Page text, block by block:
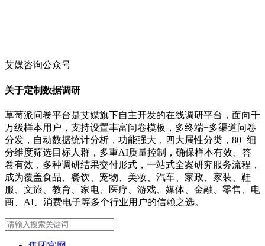
艾媒咨询公众号
关于定制数据调研
草莓派问卷平台是艾媒旗下自主开发的在线调研平台，面向千
万级样本用户，支持设置丰富问卷模板，多终端+多渠道问卷
分发，自动数据统计分析，功能强大，四大属性分类，80+细
分维度筛选目标人群，多重AI质量控制，确保样本有效、答
卷有效，多种调研结果交付形式，一站式全案研究服务流程，
成为覆盖食品、餐饮、宠物、美妆、汽车、家政、家装、鞋
服、文旅、教育、家电、医疗、游戏、媒体、金融、零售、电
商、AI、消费电子等多个行业用户的信赖之选。